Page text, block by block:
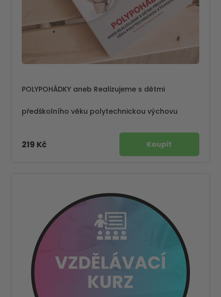
POLYPOHÁDKY aneb Realizujeme s dětmi
předškolního věku polytechnickou výchovu
219 Kč